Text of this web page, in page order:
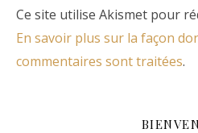
Ce site utilise Akismet pour
En savoir plus sur la façon
commentaires sont traitées.